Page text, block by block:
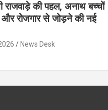
राजवाड़े की पहल, अनाथ बच्चों
रोजगार से जोड़ने की नई
News Desk